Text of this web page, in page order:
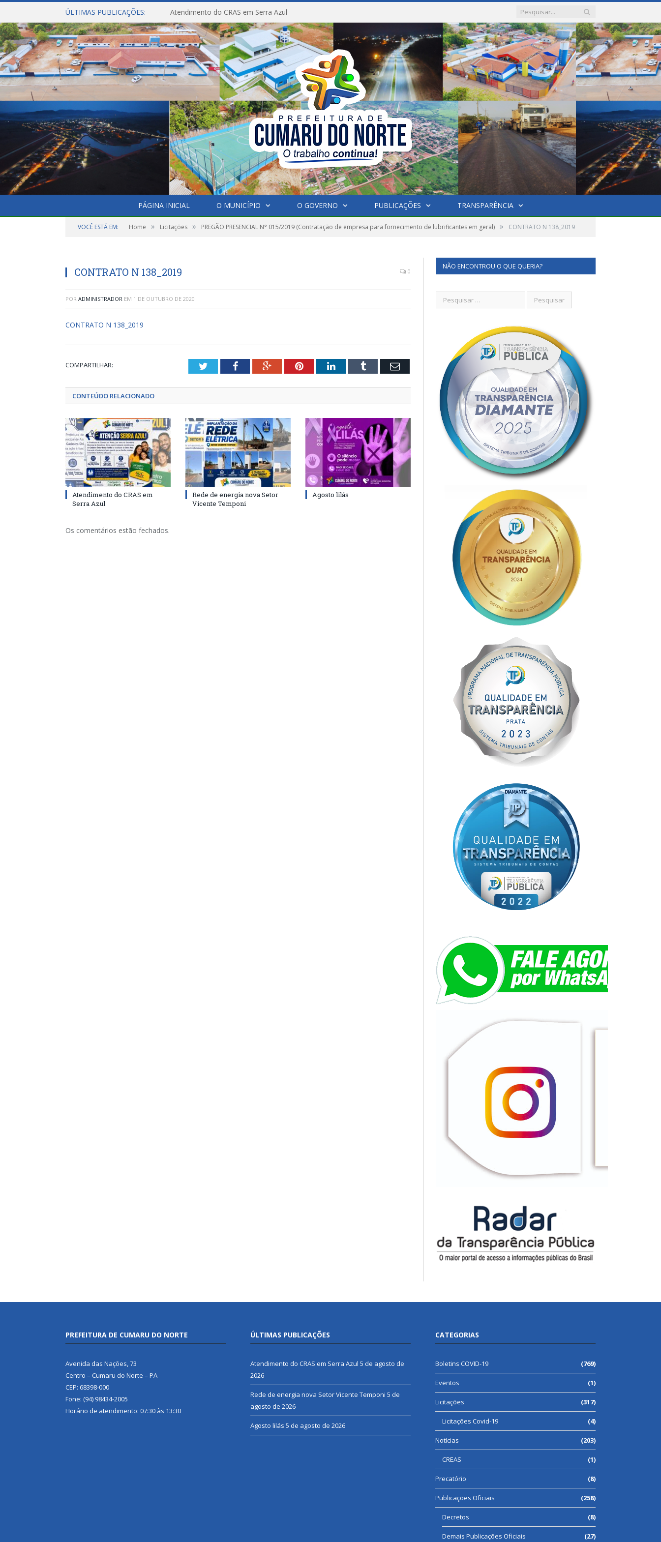
ÚLTIMAS PUBLICAÇÕES: Atendimento do CRAS em Serra Azul
PÁGINA INICIAL O MUNICÍPIO O GOVERNO PUBLICAÇÕES TRANSPARÊNCIA
VOCÊ ESTÁ EM: Home » Licitações » PREGÃO PRESENCIAL N° 015/2019 (Contratação de empresa para fornecimento de lubrificantes em geral) » CONTRATO N 138_2019
CONTRATO N 138_2019 0
POR ADMINISTRADOR EM 1 DE OUTUBRO DE 2020
CONTRATO N 138_2019
COMPARTILHAR: TwitterFacebookGoogle+PinterestLinkedInTumblr Email
CONTEÚDO RELACIONADO
Atendimento do CRAS em
Serra Azul
Rede de energia nova Setor
Vicente Temponi
Agosto lilás
Os comentários estão fechados.
NÃO ENCONTROU O QUE QUERIA?
PREFEITURA DE CUMARU DO NORTE
Avenida das Nações, 73
Centro – Cumaru do Norte – PA
CEP: 68398-000
Fone: (94) 98434-2005
Horário de atendimento: 07:30 às 13:30
ÚLTIMAS PUBLICAÇÕES
Atendimento do CRAS em Serra Azul 5 de agosto de
2026
Rede de energia nova Setor Vicente Temponi 5 de
agosto de 2026
Agosto lilás 5 de agosto de 2026
CATEGORIAS
Boletins COVID-19 (769)
Eventos (1)
Licitações (317)
Licitações Covid-19 (4)
Notícias (203)
CREAS (1)
Precatório (8)
Publicações Oficiais (258)
Decretos (8)
Demais Publicações Oficiais (27)